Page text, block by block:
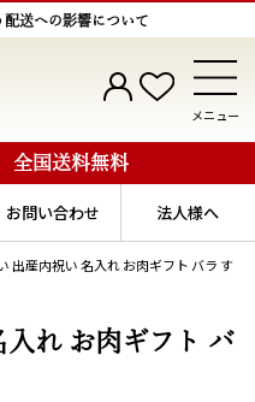
送への影響について
メニュー
全国送料無料
お問い合わせ 法人様へ
出産内祝い 名入れ お肉ギフト バラ す
れ お肉ギフト バ